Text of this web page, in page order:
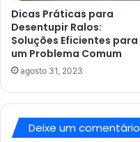
Dicas Práticas para
Desentupir Ralos:
Soluções Eficientes para
um Problema Comum
agosto 31, 2023
Deixe um comentário